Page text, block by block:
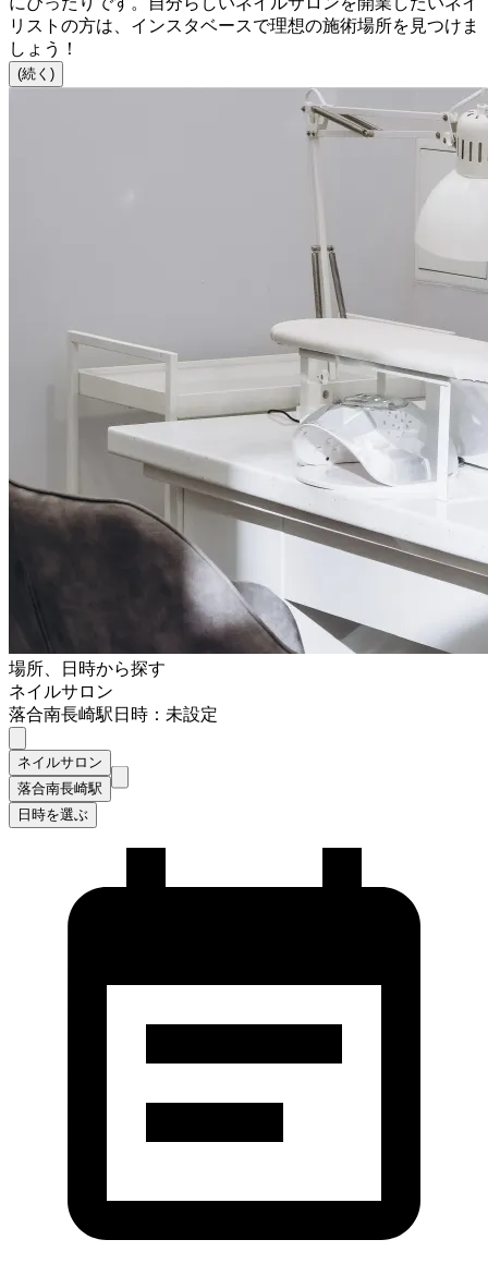
リストの方は、インスタベースで理想の施術場所を見つけま
しょう！
(続く)
場所、日時から探す
ネイルサロン
落合南長崎駅日時：未設定
ネイルサロン
落合南長崎駅
日時を選ぶ